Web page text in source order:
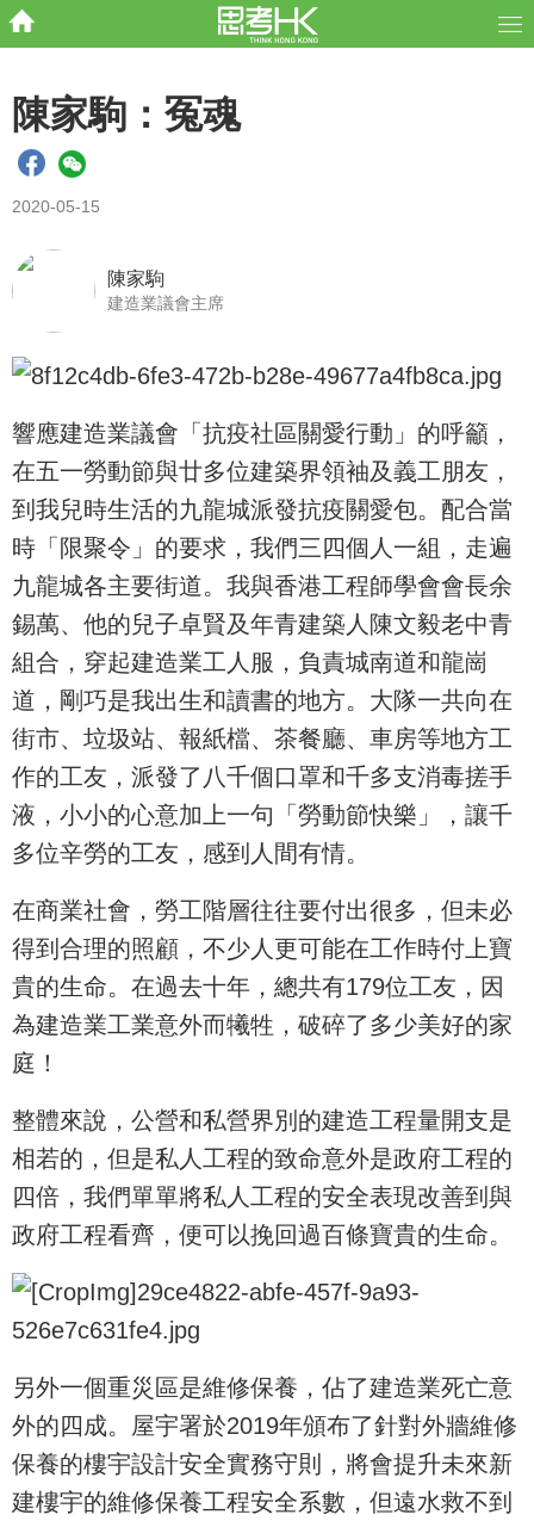
陳家駒：冤魂
2020-05-15
陳家駒
建造業議會主席
響應建造業議會「抗疫社區關愛行動」的呼籲，
在五一勞動節與廿多位建築界領袖及義工朋友，
到我兒時生活的九龍城派發抗疫關愛包。配合當
時「限聚令」的要求，我們三四個人一組，走遍
九龍城各主要街道。我與香港工程師學會會長余
錫萬、他的兒子卓賢及年青建築人陳文毅老中青
組合，穿起建造業工人服，負責城南道和龍崗
道，剛巧是我出生和讀書的地方。大隊一共向在
街市、垃圾站、報紙檔、茶餐廳、車房等地方工
作的工友，派發了八千個口罩和千多支消毒搓手
液，小小的心意加上一句「勞動節快樂」，讓千
多位辛勞的工友，感到人間有情。
在商業社會，勞工階層往往要付出很多，但未必
得到合理的照顧，不少人更可能在工作時付上寶
貴的生命。在過去十年，總共有179位工友，因
為建造業工業意外而犧牲，破碎了多少美好的家
庭！
整體來說，公營和私營界別的建造工程量開支是
相若的，但是私人工程的致命意外是政府工程的
四倍，我們單單將私人工程的安全表現改善到與
政府工程看齊，便可以挽回過百條寶貴的生命。
另外一個重災區是維修保養，佔了建造業死亡意
外的四成。屋宇署於2019年頒布了針對外牆維修
保養的樓宇設計安全實務守則，將會提升未來新
建樓宇的維修保養工程安全系數，但遠水救不到